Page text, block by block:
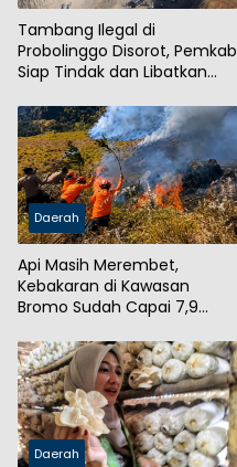
Tambang Ilegal di
Probolinggo Disorot, Pemkab
Siap Tindak dan Libatkan
Daerah
Api Masih Merembet,
Kebakaran di Kawasan
Bromo Sudah Capai 7,9
Daerah